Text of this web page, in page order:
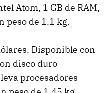
Atom, 1 GB de RAM,
peso de 1.1 kg.
Disponible con
disco duro
procesadores